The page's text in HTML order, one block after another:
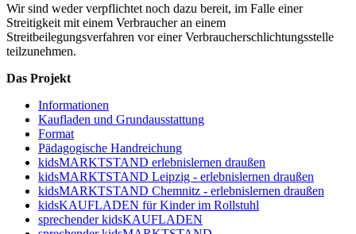
Wir sind weder verpflichtet noch dazu bereit, im Falle einer
Streitigkeit mit einem Verbraucher an einem
Streitbeilegungsverfahren vor einer Verbraucherschlichtungsstelle
teilzunehmen.
Das Projekt
Informationen
Kaufladen und Grundausstattung
Format
Pädagogische Handreichung
kidsMARKTSTAND erlebnislernen draußen
kidsMARKTSTAND Leipzig - erlebnislernen draußen
kidsMARKTSTAND Chemnitz - erlebnislernen draußen
kidsKAUFLADEN für Kinder im Rollstuhl
sprechender kidsKAUFLADEN